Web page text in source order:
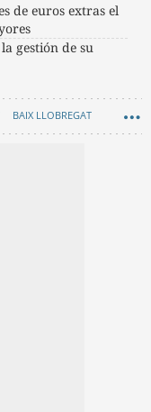
de euros extras el
gestión de su
BAIX LLOBREGAT